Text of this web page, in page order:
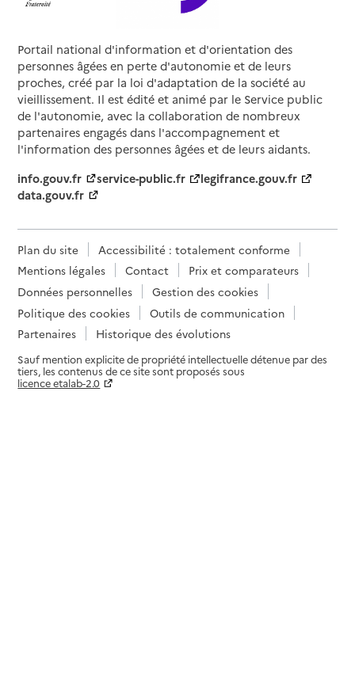
Portail national d'information et d'orientation des
personnes âgées en perte d'autonomie et de leurs
proches, créé par la loi d'adaptation de la société au
vieillissement. Il est édité et animé par le Service public
de l'autonomie, avec la collaboration de nombreux
partenaires engagés dans l'accompagnement et
l'information des personnes âgées et de leurs aidants.
info.gouv.fr
service-public.fr
legifrance.gouv.fr
data.gouv.fr
Plan du site
Accessibilité : totalement conforme
Mentions légales
Contact
Prix et comparateurs
Données personnelles
Gestion des cookies
Politique des cookies
Outils de communication
Partenaires
Historique des évolutions
Sauf mention explicite de propriété intellectuelle détenue par des
tiers, les contenus de ce site sont proposés sous
licence etalab-2.0